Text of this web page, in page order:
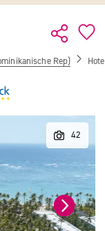
Rep)